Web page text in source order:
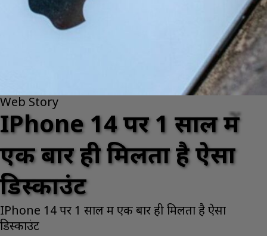
Web Story
IPhone 14 पर 1 साल में
एक बार ही मिलता है ऐसा
डिस्काउंट
IPhone 14 पर 1 साल में एक बार ही मिलता है ऐसा
डिस्काउंट